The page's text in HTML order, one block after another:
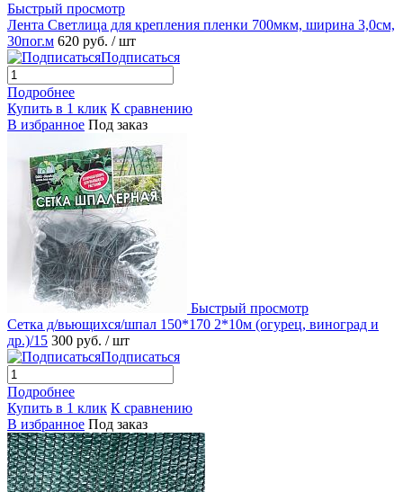
Быстрый просмотр
Лента Светлица для крепления пленки 700мкм, ширина 3,0см,
30пог.м 620 руб. / шт
Подписаться
Подробнее
Купить в 1 клик К сравнению
В избранное Под заказ
Быстрый просмотр
Сетка д/вьющихся/шпал 150*170 2*10м (огурец, виноград и
др.)/15 300 руб. / шт
Подписаться
Подробнее
Купить в 1 клик К сравнению
В избранное Под заказ